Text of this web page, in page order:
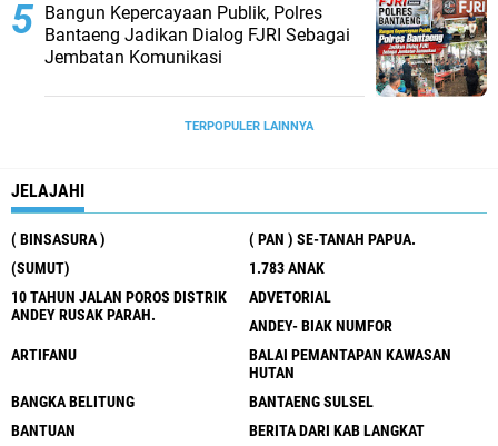
Bangun Kepercayaan Publik, Polres
Bantaeng Jadikan Dialog FJRI Sebagai
Jembatan Komunikasi
TERPOPULER LAINNYA
JELAJAHI
( BINSASURA )
( PAN ) SE-TANAH PAPUA.
(SUMUT)
1.783 ANAK
10 TAHUN JALAN POROS DISTRIK
ANDEY RUSAK PARAH.
ADVETORIAL
ANDEY- BIAK NUMFOR
ARTIFANU
BALAI PEMANTAPAN KAWASAN
HUTAN
BANGKA BELITUNG
BANTAENG SULSEL
BANTUAN
BERITA DARI KAB LANGKAT